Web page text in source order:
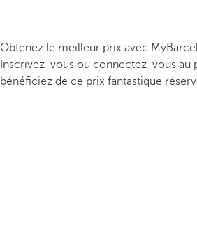
Obtenez le meilleur prix avec
Inscrivez-vous ou connectez-vous au
bénéficiez de ce prix fantastique